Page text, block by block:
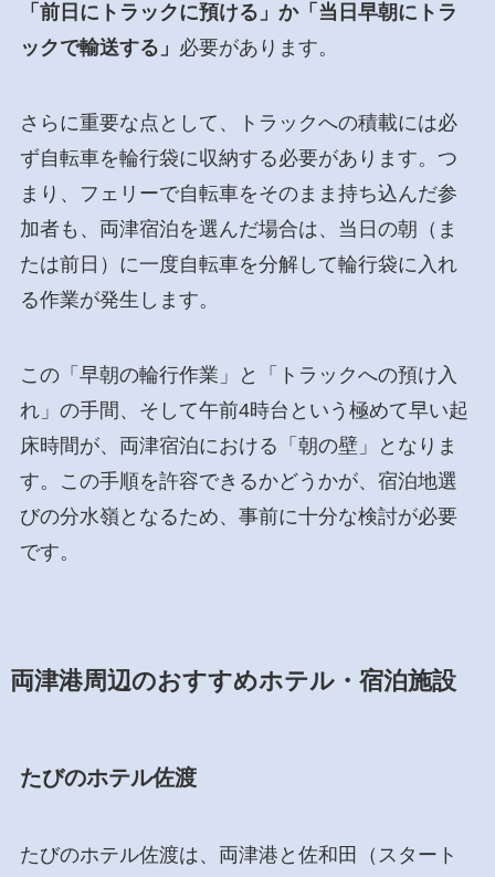
「前日にトラックに預ける」か「当日早朝にトラ
ックで輸送する」 必要があります。
さらに重要な点として、トラックへの積載には必
ず自転車を輪行袋に収納する必要があります。つ
まり、フェリーで自転車をそのまま持ち込んだ参
加者も、両津宿泊を選んだ場合は、当日の朝（ま
たは前日）に一度自転車を分解して輪行袋に入れ
る作業が発生します。
この「早朝の輪行作業」と「トラックへの預け入
れ」の手間、そして午前4時台という極めて早い起
床時間が、両津宿泊における「朝の壁」となりま
す。この手順を許容できるかどうかが、宿泊地選
びの分水嶺となるため、事前に十分な検討が必要
です。
両津港周辺のおすすめホテル・宿泊施設
たびのホテル佐渡
たびのホテル佐渡は、両津港と佐和田（スタート